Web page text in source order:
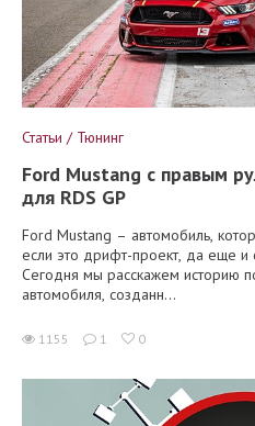
Статьи / Тюнинг
Ford Mustang с правым
для RDS GP
Ford Mustang – автомобиль,
если это дрифт-проект, да еще
Сегодня мы расскажем историю
автомобиля, созданн...
1155 1 0